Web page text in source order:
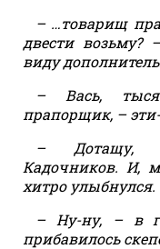
– …товарищ
двести возьму?
виду
– Вась,
прапорщик, –
– Дотащу, –
Кадочников. И,
хитро улыбнулся.
– Ну-ну, – в
прибавилось